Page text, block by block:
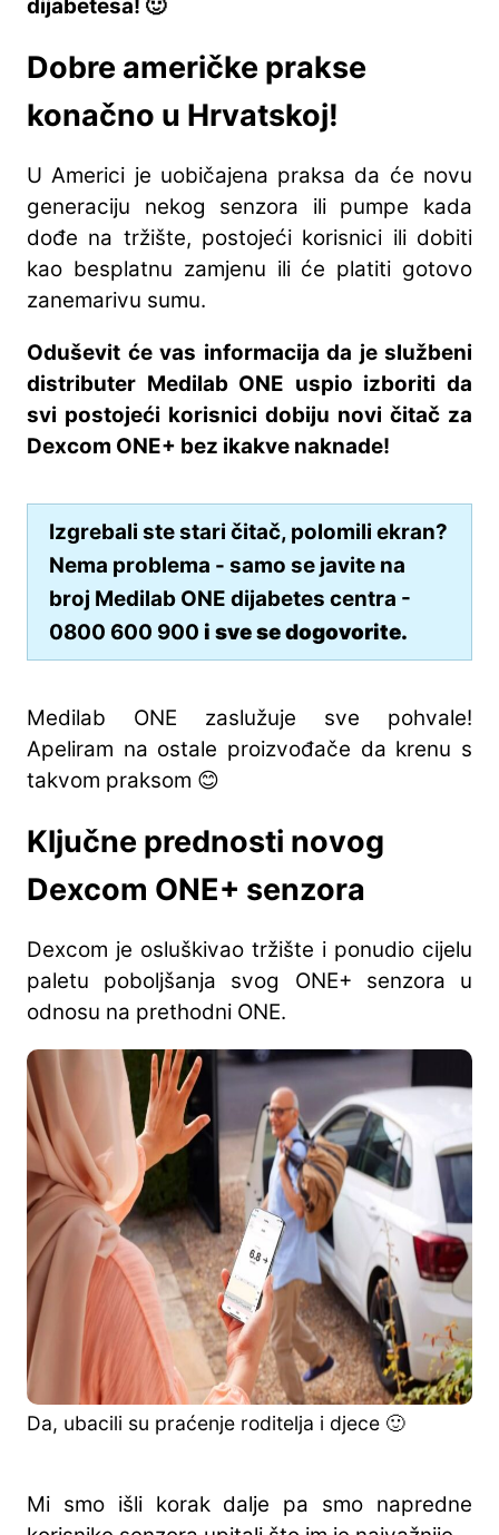
dijabetesa! 🙂
Dobre američke prakse
konačno u Hrvatskoj!
U Americi je uobičajena praksa da će novu
generaciju nekog senzora ili pumpe kada
dođe na tržište, postojeći korisnici ili dobiti
kao besplatnu zamjenu ili će platiti gotovo
zanemarivu sumu.
Oduševit će vas informacija da je službeni
distributer Medilab ONE uspio izboriti da
svi postojeći korisnici dobiju novi čitač za
Dexcom ONE+ bez ikakve naknade!
Izgrebali ste stari čitač, polomili ekran?
Nema problema - samo se javite na
broj Medilab ONE dijabetes centra -
0800 600 900 i sve se dogovorite.
Medilab ONE zaslužuje sve pohvale!
Apeliram na ostale proizvođače da krenu s
takvom praksom 😊
Ključne prednosti novog
Dexcom ONE+ senzora
Dexcom je osluškivao tržište i ponudio cijelu
paletu poboljšanja svog ONE+ senzora u
odnosu na prethodni ONE.
Da, ubacili su praćenje roditelja i djece 🙂
Mi smo išli korak dalje pa smo napredne